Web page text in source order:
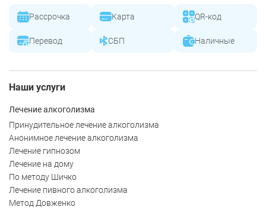
Рассрочка Карта QR-код
Перевод СБП Наличные
Наши услуги
Лечение алкоголизма
Принудительное лечение алкоголизма
Анонимное лечение алкоголизма
Лечение гипнозом
Лечение на дому
По методу Шичко
Лечение пивного алкоголизма
Метод Довженко